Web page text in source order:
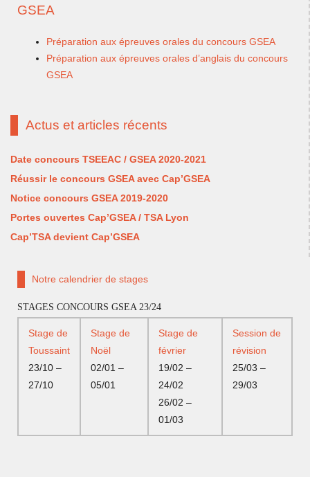
GSEA
Préparation aux épreuves orales du concours GSEA
Préparation aux épreuves orales d’anglais du concours
GSEA
Actus et articles récents
Date concours TSEEAC / GSEA 2020-2021
Réussir le concours GSEA avec Cap’GSEA
Notice concours GSEA 2019-2020
Portes ouvertes Cap’GSEA / TSA Lyon
Cap’TSA devient Cap’GSEA
Notre calendrier de stages
STAGES CONCOURS GSEA 23/24
Stage de
Toussaint
23/10 –
27/10
Stage de
Noël
02/01 –
05/01
Stage de
février
19/02 –
24/02
26/02 –
01/03
Session de
révision
25/03 –
29/03